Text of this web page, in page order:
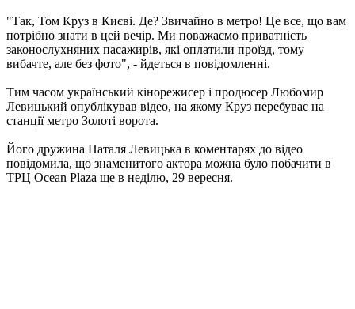
"Так, Том Круз в Києві. Де? Звичайно в метро! Це все, що вам
потрібно знати в цей вечір. Ми поважаємо приватність
законослухняних пасажирів, які оплатили проїзд, тому
вибачте, але без фото", - йдеться в повідомленні.
Тим часом український кінорежисер і продюсер Любомир
Левицький опублікував відео, на якому Круз перебуває на
станції метро Золоті ворота.
Його дружина Наталя Левицька в коментарях до відео
повідомила, що знаменитого актора можна було побачити в
ТРЦ Ocean Plaza ще в неділю, 29 вересня.